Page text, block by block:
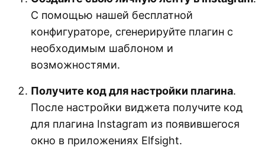
С помощью нашей бесплатной
конфигураторе, сгенерируйте плагин с
необходимым шаблоном и
возможностями.
Получите код для настройки плагина.
После настройки виджета получите код
для плагина Instagram из появившегося
окно в приложениях Elfsight.